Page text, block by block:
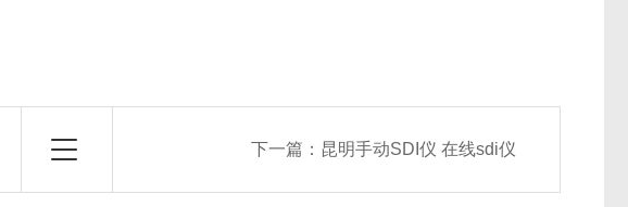
下一篇： 昆明手动SDI仪 在线sdi仪